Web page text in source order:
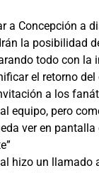
a Concepción a
la posibilidad
todo con
el retorno
a los
equipo, pero
ver en
hizo un